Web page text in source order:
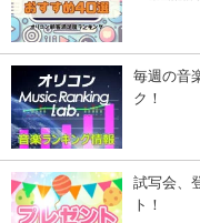
毎週の音
ク！
試写会、
ト！